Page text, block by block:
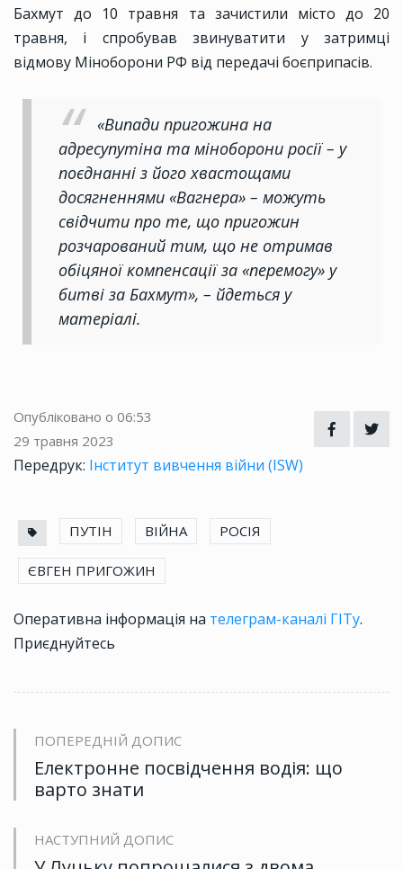
Бахмут до 10 травня та зачистили місто до 20
травня, і спробував звинуватити у затримці
відмову Міноборони РФ від передачі боєприпасів.
«Випади пригожина на
адресупутіна та міноборони росії – у
поєднанні з його хвастощами
досягненнями «Вагнера» – можуть
свідчити про те, що пригожин
розчарований тим, що не отримав
обіцяної компенсації за «перемогу» у
битві за Бахмут», – йдеться у
матеріалі.
Опубліковано о 06:53
29 травня 2023
Передрук: Інститут вивчення війни (ISW)
ПУТІН ВІЙНА РОСІЯ
ЄВГЕН ПРИГОЖИН
Оперативна інформація на телеграм-каналі ГІТу.
Приєднуйтесь
ПОПЕРЕДНІЙ ДОПИС
Електронне посвідчення водія: що
варто знати
НАСТУПНИЙ ДОПИС